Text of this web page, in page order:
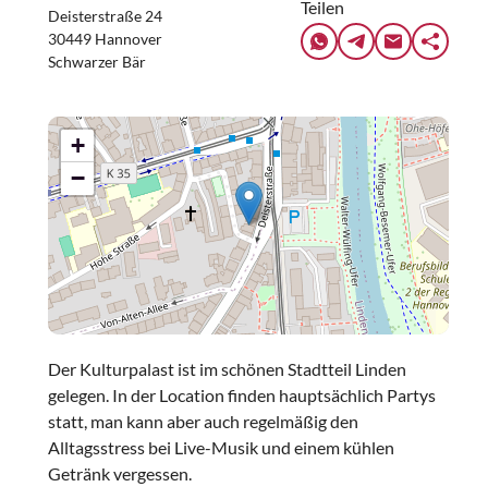
Deisterstraße 24
30449 Hannover
Schwarzer Bär
Teilen
+
−
Der Kulturpalast ist im schönen Stadtteil Linden
gelegen. In der Location finden hauptsächlich Partys
statt, man kann aber auch regelmäßig den
Alltagsstress bei Live-Musik und einem kühlen
Getränk vergessen.